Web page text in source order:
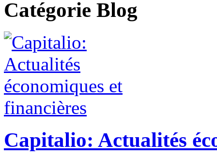
Catégorie Blog
Capitalio: Actualités